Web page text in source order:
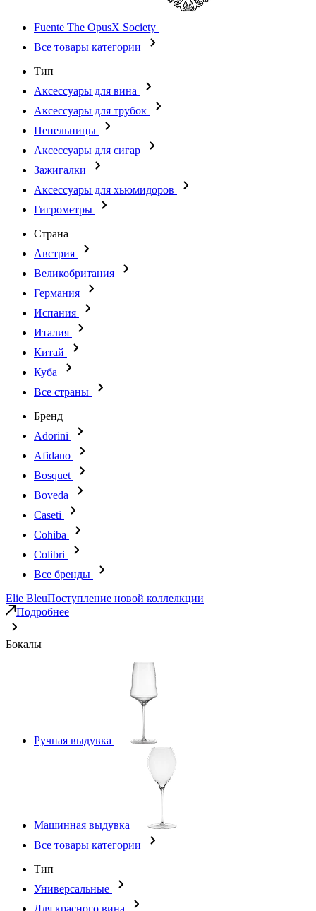
Fuente The OpusX Society
Все товары категории
Тип
Аксессуары для вина
Аксессуары для трубок
Пепельницы
Аксессуары для сигар
Зажигалки
Аксессуары для хьюмидоров
Гигрометры
Страна
Австрия
Великобритания
Германия
Испания
Италия
Китай
Куба
Все страны
Бренд
Adorini
Afidano
Bosquet
Boveda
Caseti
Cohiba
Colibri
Все бренды
Elie BleuПоступление новой коллелкции
Подробнее
Бокалы
Ручная выдувка
Машинная выдувка
Все товары категории
Тип
Универсальные
Для красного вина